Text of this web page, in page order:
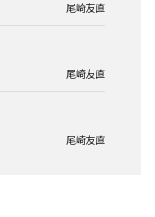
尾崎友直
尾崎友直
尾崎友直